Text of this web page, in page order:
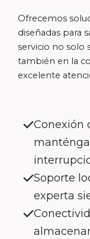
Ofrecemos
diseñadas para
servicio no solo
también en la
excelente
Conexión
Soporte
experta